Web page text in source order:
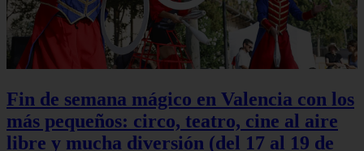
Fin de semana mágico en Valencia con los
más pequeños: circo, teatro, cine al aire
libre y mucha diversión (del 17 al 19 de